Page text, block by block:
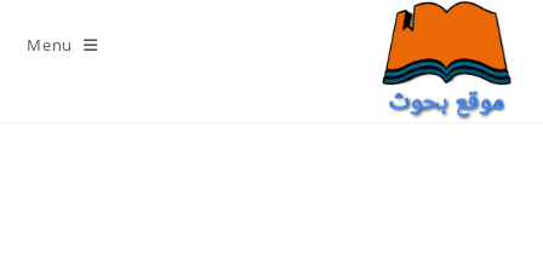
content
Menu